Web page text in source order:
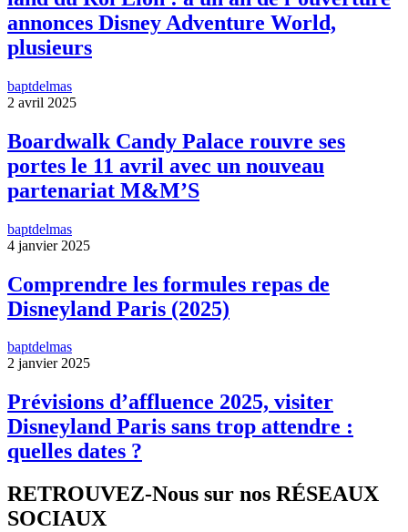
annonces Disney Adventure World,
plusieurs
baptdelmas
2 avril 2025
Boardwalk Candy Palace rouvre ses
portes le 11 avril avec un nouveau
partenariat M&M’S
baptdelmas
4 janvier 2025
Comprendre les formules repas de
Disneyland Paris (2025)
baptdelmas
2 janvier 2025
Prévisions d’affluence 2025, visiter
Disneyland Paris sans trop attendre :
quelles dates ?
RETROUVEZ-Nous sur nos RÉSEAUX
SOCIAUX